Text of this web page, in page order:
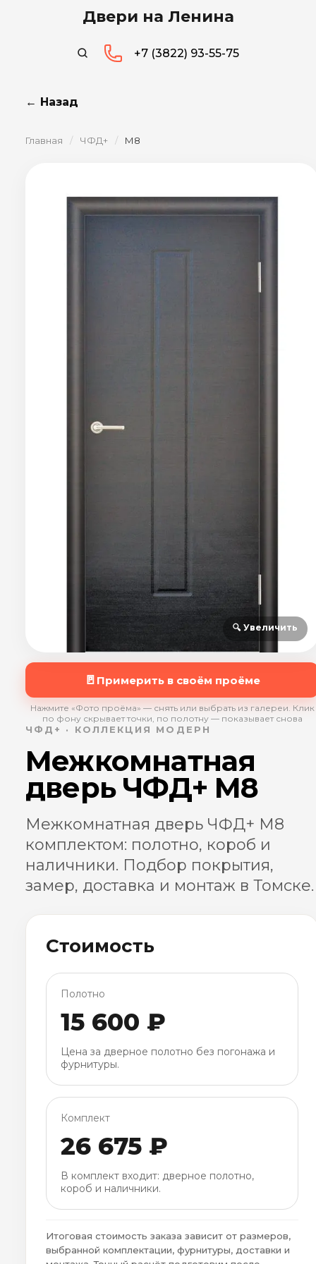
Двери на Ленина
+7 (3822) 93-55-75
← Назад
Главная / ЧФД+ / М8
🔍 Увеличить
🚪 Примерить в своём проёме
Нажмите «Фото проёма» — снять или выбрать из галереи. Клик
по фону скрывает точки, по полотну — показывает снова
ЧФД+ · КОЛЛЕКЦИЯ МОДЕРН
Межкомнатная
дверь ЧФД+ М8
Межкомнатная дверь ЧФД+ М8
комплектом: полотно, короб и
наличники. Подбор покрытия,
замер, доставка и монтаж в Томске.
Стоимость
Полотно
15 600 ₽
Цена за дверное полотно без погонажа и
фурнитуры.
Комплект
26 675 ₽
В комплект входит: дверное полотно,
короб и наличники.
Итоговая стоимость заказа зависит от размеров,
выбранной комплектации, фурнитуры, доставки и